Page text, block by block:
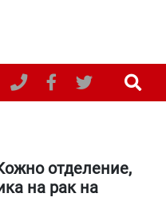
отделение,
на рак на